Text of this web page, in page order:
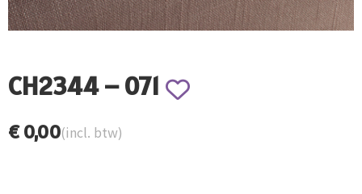
CH2344 – 071
€0,00(incl. btw)